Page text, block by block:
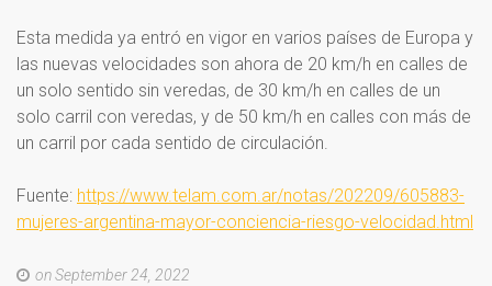
Esta medida ya entró en vigor en varios países de Europa y
las nuevas velocidades son ahora de 20 km/h en calles de
un solo sentido sin veredas, de 30 km/h en calles de un
solo carril con veredas, y de 50 km/h en calles con más de
un carril por cada sentido de circulación.
Fuente: https://www.telam.com.ar/notas/202209/605883-
mujeres-argentina-mayor-conciencia-riesgo-velocidad.html
on September 24, 2022